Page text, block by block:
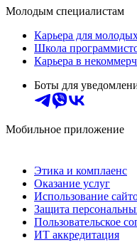
Молодым специалистам
Карьера для
Школа
Карьера в
Боты для
Мобильное приложение
Этика и комплаенс
Оказание услуг
Использование
Защита
Пользовательское
ИТ аккредитация